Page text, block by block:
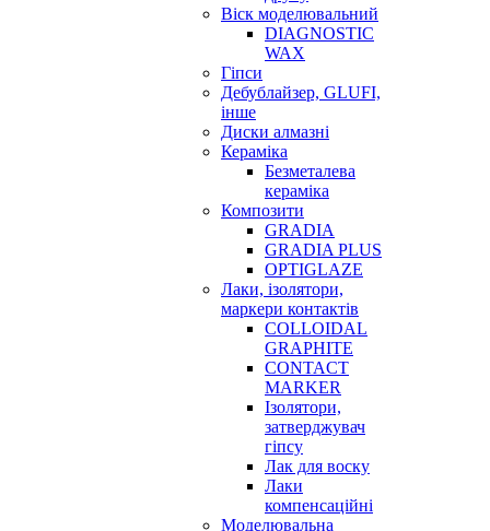
Віск моделювальний
DIAGNOSTIC
WAX
Гіпси
Дебублайзер, GLUFI,
інше
Диски алмазні
Кераміка
Безметалева
кераміка
Композити
GRADIA
GRADIA PLUS
OPTIGLAZE
Лаки, ізолятори,
маркери контактів
COLLOIDAL
GRAPHITE
CONTACT
MARKER
Ізолятори,
затверджувач
гіпсу
Лак для воску
Лаки
компенсаційні
Моделювальна